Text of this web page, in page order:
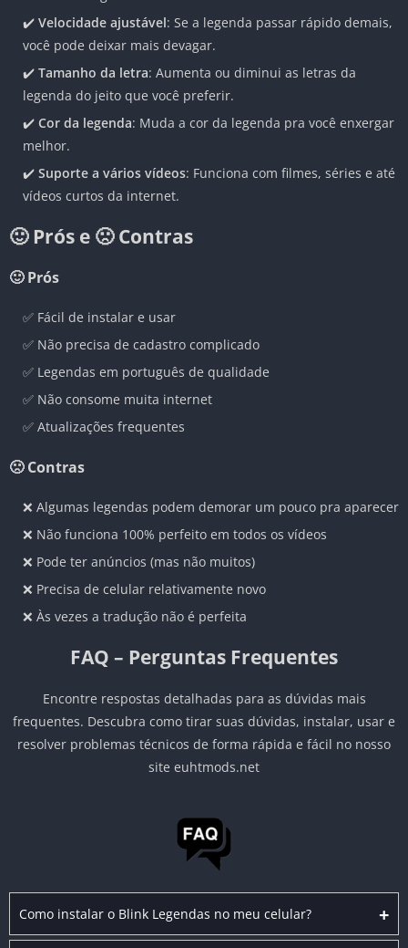
✔️ Velocidade ajustável: Se a legenda passar rápido demais,
você pode deixar mais devagar.
✔️ Tamanho da letra: Aumenta ou diminui as letras da
legenda do jeito que você preferir.
✔️ Cor da legenda: Muda a cor da legenda pra você enxergar
melhor.
✔️ Suporte a vários vídeos: Funciona com filmes, séries e até
vídeos curtos da internet.
🙂 Prós e 🙁 Contras
🙂 Prós
✅ Fácil de instalar e usar
✅ Não precisa de cadastro complicado
✅ Legendas em português de qualidade
✅ Não consome muita internet
✅ Atualizações frequentes
🙁 Contras
❌ Algumas legendas podem demorar um pouco pra aparecer
❌ Não funciona 100% perfeito em todos os vídeos
❌ Pode ter anúncios (mas não muitos)
❌ Precisa de celular relativamente novo
❌ Às vezes a tradução não é perfeita
FAQ – Perguntas Frequentes
Encontre respostas detalhadas para as dúvidas mais
frequentes. Descubra como tirar suas dúvidas, instalar, usar e
resolver problemas técnicos de forma rápida e fácil no nosso
site euhtmods.net
+
Como instalar o Blink Legendas no meu celular?